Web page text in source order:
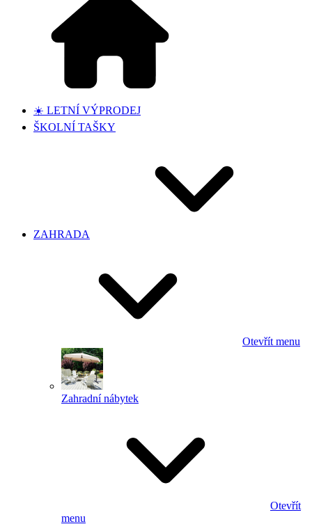
☀️ LETNÍ VÝPRODEJ
ŠKOLNÍ TAŠKY
ZAHRADA
Otevřít menu
Zahradní nábytek
Otevřít
menu